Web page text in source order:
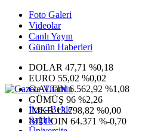
Foto Galeri
Videolar
Canlı Yayın
Günün Haberleri
DOLAR 47,71 %0,18
EURO 55,02 %0,02
G.ALTIN6.562,92 %1,08
GÜMÜŞ 96 %2,26
IMKB13.798,82 %0,00
BITCOIN 64.371 %-0,70
İlçe - Belde
Sağlık